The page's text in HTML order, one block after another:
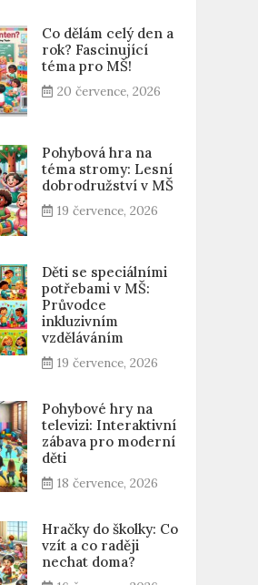
Co dělám celý den a
rok? Fascinující
téma pro MŠ!
20 července, 2026
Pohybová hra na
téma stromy: Lesní
dobrodružství v MŠ
19 července, 2026
Děti se speciálními
potřebami v MŠ:
Průvodce
inkluzivním
vzděláváním
19 července, 2026
Pohybové hry na
televizi: Interaktivní
zábava pro moderní
děti
18 července, 2026
Hračky do školky: Co
vzít a co raději
nechat doma?